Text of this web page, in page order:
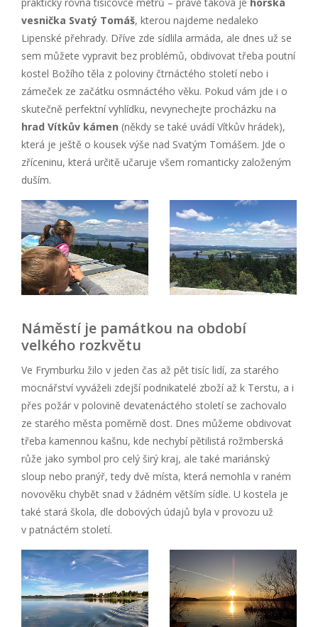
vesnička Svatý Tomáš, kterou najdeme nedaleko
Lipenské přehrady. Dříve zde sídlila armáda, ale dnes už se
sem můžete vypravit bez problémů, obdivovat třeba poutní
kostel Božího těla z poloviny čtrnáctého století nebo i
zámeček ze začátku osmnáctého věku. Pokud vám jde i o
skutečně perfektní vyhlídku, nevynechejte procházku na
hrad Vítkův kámen (někdy se také uvádí Vítkův hrádek),
která je ještě o kousek výše nad Svatým Tomášem. Jde o
zříceninu, která určitě učaruje všem romanticky založeným
duším.
Náměstí je památkou na období
velkého rozkvětu
Ve Frymburku žilo v jeden čas až pět tisíc lidí, za starého
mocnářství vyváželi zdejší podnikatelé zboží až k Terstu, a i
přes požár v polovině devatenáctého století se zachovalo
ze starého města poměrně dost. Dnes můžeme obdivovat
třeba kamennou kašnu, kde nechybí pětilistá rožmberská
růže jako symbol pro celý širý kraj, ale také mariánský
sloup nebo pranýř, tedy dvě místa, která nemohla v raném
novověku chybět snad v žádném větším sídle. U kostela je
také stará škola, dle dobových údajů byla v provozu už
v patnáctém století.